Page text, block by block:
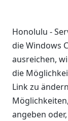
Honolulu -
die Windows
ausreichen,
die
Link zu
angeben